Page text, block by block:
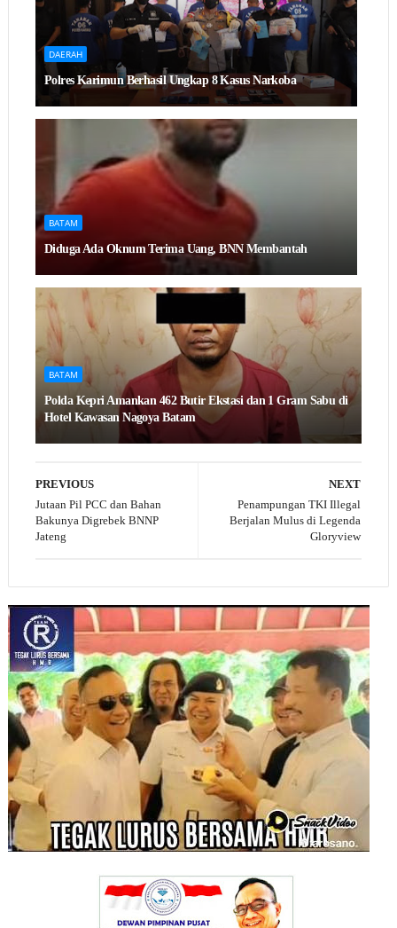
DAERAH
Polres Karimun Berhasil Ungkap 8 Kasus Narkoba
BATAM
Diduga Ada Oknum Terima Uang, BNN Membantah
BATAM
Polda Kepri Amankan 462 Butir Ekstasi dan 1 Gram Sabu di
Hotel Kawasan Nagoya Batam
NEXT
Penampungan TKI Illegal
Berjalan Mulus di Legenda
Gloryview
PREVIOUS
Jutaan Pil PCC dan Bahan
Bakunya Digrebek BNNP
Jateng